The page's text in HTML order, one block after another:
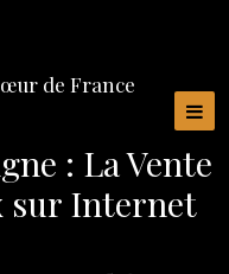
de France
: La Vente
sur Internet